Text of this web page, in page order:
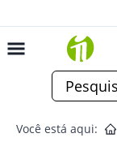
Você está aqui: